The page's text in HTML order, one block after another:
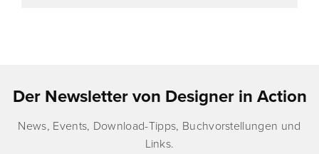
Der Newsletter von Designer in Action
News, Events, Download-Tipps, Buchvorstellungen und
Links.